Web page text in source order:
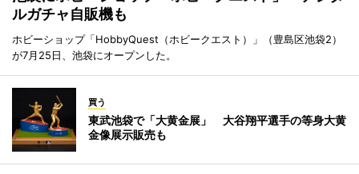
ルガチャ自販機も
ホビーショップ「HobbyQuest（ホビークエスト）」（豊島区池袋2）
が7月25日、池袋にオープンした。
買う
東武池袋で「大黄金展」 大谷翔平選手の等身大黄
金像展示販売も